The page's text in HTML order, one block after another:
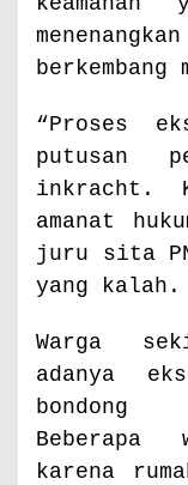
“Proses
putusan
inkracht.
amanat
juru sita
yang kalah.
Warga
adanya
bondong
Beberapa
karena